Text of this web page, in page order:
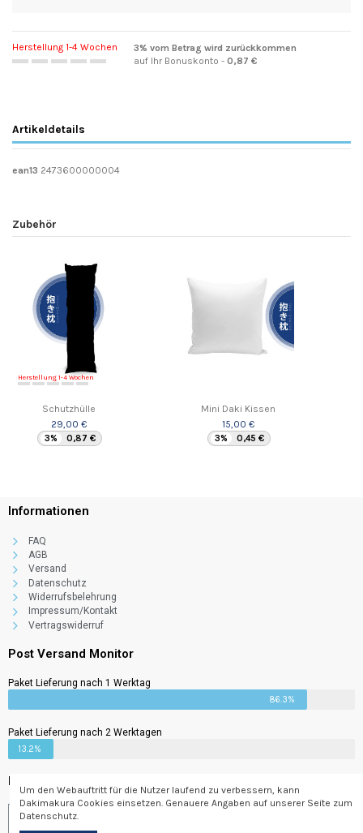
Herstellung 1-4 Wochen
3% vom Betrag wird zurückkommen
auf Ihr Bonuskonto - 0,87 €
Artikeldetails
ean13 2473600000004
Zubehör
Herstellung 1-4 Wochen
Schutzhülle
29,00 €
3% 0,87 €
Mini Daki Kissen
15,00 €
3% 0,45 €
Informationen
FAQ
AGB
Versand
Datenschutz
Widerrufsbelehrung
Impressum/Kontakt
Vertragswiderruf
Post Versand Monitor
Paket Lieferung nach 1 Werktag
86.3%
Paket Lieferung nach 2 Werktagen
13.2%
Newsletter
Um den Webauftritt für die Nutzer laufend zu verbessern, kann
Dakimakura Cookies einsetzen. Genauere Angaben auf unserer Seite zum
Datenschutz.